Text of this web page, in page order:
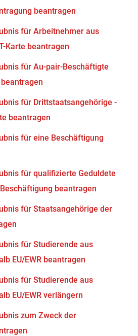
beantragen
für Arbeitnehmer aus
Karte beantragen
für Au-pair-Beschäftigte
beantragen
für Drittstaatsangehörige -
beantragen
für eine Beschäftigung
für qualifizierte Geduldete
beantragen
für Staatsangehörige der
für Studierende aus
EU/EWR beantragen
für Studierende aus
EU/EWR verlängern
zum Zweck der